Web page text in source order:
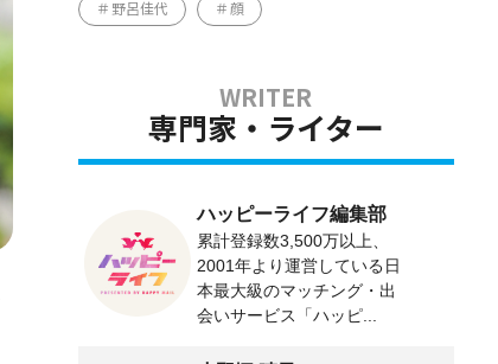
野呂佳代 顔
専門家・ライター
ハッピーライフ編集部
累計登録数3,500万以上、
2001年より運営している日
本最大級のマッチング・出
会いサービス「ハッピ...